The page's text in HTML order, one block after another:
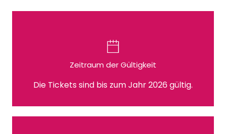
Zeitraum der Gültigkeit
Die Tickets sind bis zum Jahr 2026 gültig.